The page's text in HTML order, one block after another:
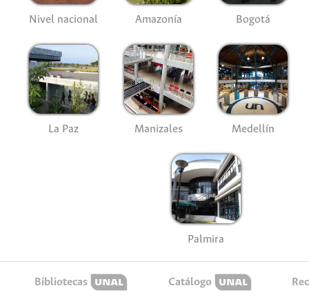
Nivel nacional Amazonía Bogotá
La Paz Manizales Medellín
Palmira
Bibliotecas Catálogo